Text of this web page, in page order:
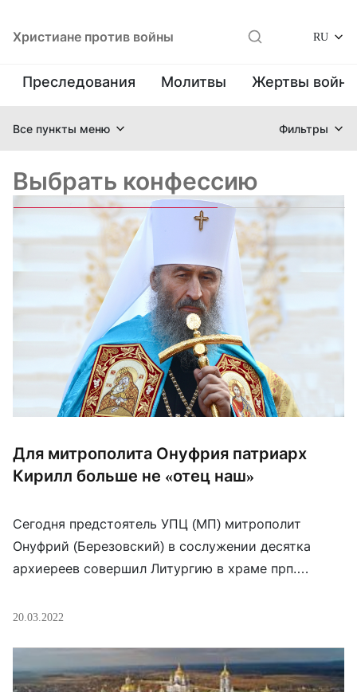
Христиане против войны RU
Преследования Молитвы Жертвы
Все пункты меню Фильтры
Выбрать конфессию
Для митрополита Онуфрия патриарх
Кирилл больше не «отец наш»
Сегодня предстоятель УПЦ (МП) митрополит
Онуфрий (Березовский) в сослужении десятка
архиереев совершил Литургию в храме прп.
лавры». В «верхней лавре» богослужения с начала
патриарха Кирилла осуществлялось весьма
оригинальным образом. На ектениях: «О
20.03.2022